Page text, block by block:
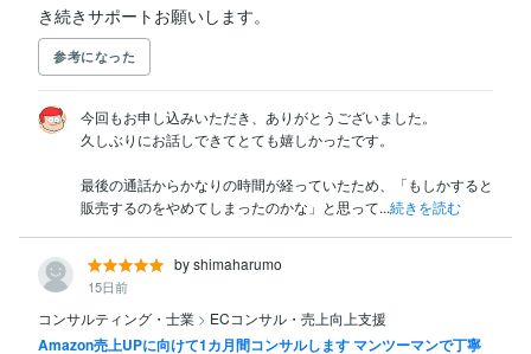
き続きサポートお願いします。
参考になった
今回もお申し込みいただき、ありがとうございました。
久しぶりにお話しできてとても嬉しかったです。
最後の通話からかなりの時間が経っていたため、「もしかすると
販売するのをやめてしまったのかな」と思って...続きを読む
by shimaharumo
15日前
コンサルティング・士業 > ECコンサル・売上向上支援
Amazon売上UPに向けて1カ月間コンサルします マンツーマンで丁寧